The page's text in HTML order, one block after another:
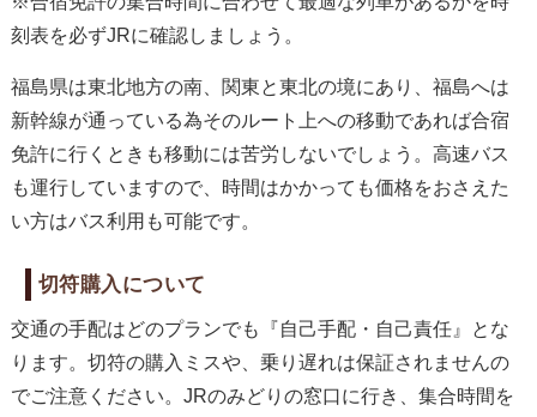
刻表を必ずJRに確認しましょう。
福島県は東北地方の南、関東と東北の境にあり、福島へは
新幹線が通っている為そのルート上への移動であれば合宿
免許に行くときも移動には苦労しないでしょう。高速バス
も運行していますので、時間はかかっても価格をおさえた
い方はバス利用も可能です。
切符購入について
交通の手配はどのプランでも『自己手配・自己責任』とな
ります。切符の購入ミスや、乗り遅れは保証されませんの
でご注意ください。JRのみどりの窓口に行き、集合時間を